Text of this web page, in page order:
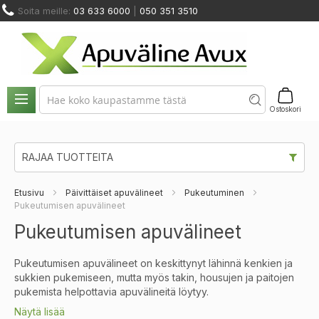
Skip
to
Content
Soita meille: 03 633 6000 050 351 3510
Ostoskori
KALUSTEET
JA
SIIRTYMINEN
JA
VUOKRAUS
Etusivu Päivittäiset apuvälineet
Pukeutuminen
Pukeutumisen apuvälineet
Pukeutumisen apuvälineet
Pukeutumisen apuvälineet on keskittynyt lähinnä kenkien ja
sukkien pukemiseen, mutta myös takin, housujen ja paitojen
pukemista helpottavia apuvälineitä löytyy.
Pukeutumisen apukeppi on tarkoitettu juuri housuille ja
Näytä lisää
RAJAA TUOTTEITA